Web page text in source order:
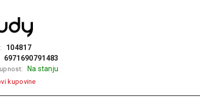
104817
6971690791483
Na stanju
kupovine